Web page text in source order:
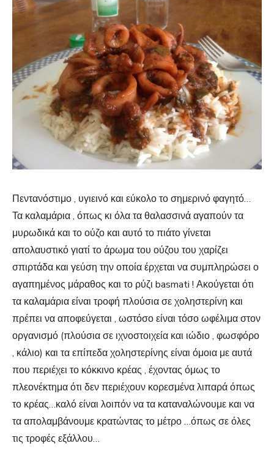
Πεντανόστιμο , υγιεινό και εύκολο το σημερινό φαγητό…
Τα καλαμάρια , όπως κι όλα τα θαλασσινά αγαπούν τα
μυρωδικά και το ούζο και αυτό το πιάτο γίνεται
απολαυστικό γιατί το άρωμα του ούζου του χαρίζει
σπιρτάδα και γεύση την οποία έρχεται να συμπληρώσει ο
αγαπημένος μάραθος και το ρύζι basmati ! Ακούγεται ότι
τα καλαμάρια είναι τροφή πλούσια σε χοληστερίνη και
πρέπει να αποφεύγεται , ωστόσο είναι τόσο ωφέλιμα στον
οργανισμό (πλούσια σε ιχνοστοιχεία και ιώδιο , φωσφόρο
, κάλιο) και τα επίπεδα χοληστερίνης είναι όμοια με αυτά
που περιέχει το κόκκινο κρέας , έχοντας όμως το
πλεονέκτημα ότι δεν περιέχουν κορεσμένα λιπαρά όπως
το κρέας…καλό είναι λοιπόν να τα καταναλώνουμε και να
τα απολαμβάνουμε κρατώντας το μέτρο …όπως σε όλες
τις τροφές εξάλλου…